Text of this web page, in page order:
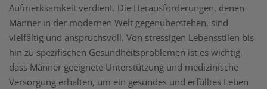
Aufmerksamkeit verdient. Die Herausforderungen, denen
Männer in der modernen Welt gegenüberstehen, sind
vielfältig und anspruchsvoll. Von stressigen Lebensstilen bis
hin zu spezifischen Gesundheitsproblemen ist es wichtig,
dass Männer geeignete Unterstützung und medizinische
Versorgung erhalten, um ein gesundes und erfülltes Leben